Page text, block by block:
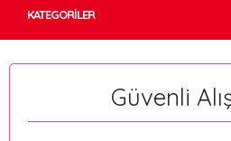
KATEGORİLER
Güvenli